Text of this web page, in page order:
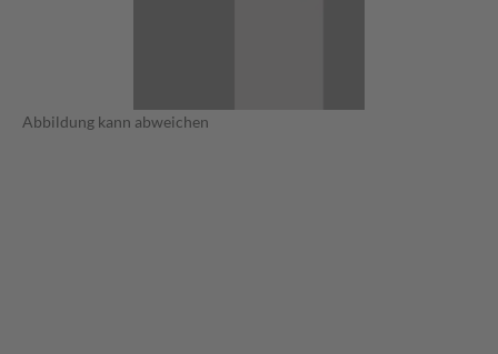
Abbildung kann abweichen